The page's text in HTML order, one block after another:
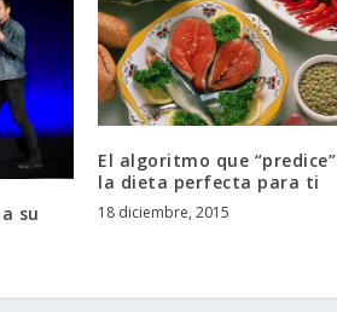
su
El algoritmo que “predice”
la dieta perfecta para ti
18 diciembre, 2015